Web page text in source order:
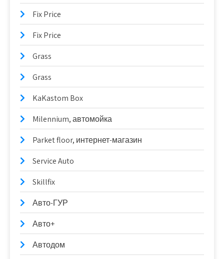
Fix Price
Fix Price
Grass
Grass
KaKastom Box
Milennium, автомойка
Parket floor, интернет-магазин
Service Auto
Skillfix
Авто-ГУР
Авто+
Автодом